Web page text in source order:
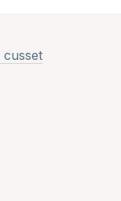
cussetNew Window